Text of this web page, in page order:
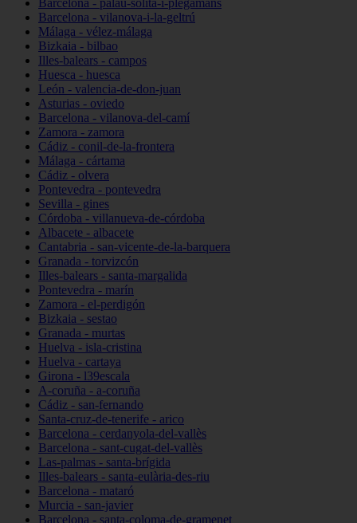
Barcelona - palau-solità-i-plegamans
Barcelona - vilanova-i-la-geltrú
Málaga - vélez-málaga
Bizkaia - bilbao
Illes-balears - campos
Huesca - huesca
León - valencia-de-don-juan
Asturias - oviedo
Barcelona - vilanova-del-camí
Zamora - zamora
Cádiz - conil-de-la-frontera
Málaga - cártama
Cádiz - olvera
Pontevedra - pontevedra
Sevilla - gines
Córdoba - villanueva-de-córdoba
Albacete - albacete
Cantabria - san-vicente-de-la-barquera
Granada - torvizcón
Illes-balears - santa-margalida
Pontevedra - marín
Zamora - el-perdigón
Bizkaia - sestao
Granada - murtas
Huelva - isla-cristina
Huelva - cartaya
Girona - l39escala
A-coruña - a-coruña
Cádiz - san-fernando
Santa-cruz-de-tenerife - arico
Barcelona - cerdanyola-del-vallès
Barcelona - sant-cugat-del-vallès
Las-palmas - santa-brígida
Illes-balears - santa-eulària-des-riu
Barcelona - mataró
Murcia - san-javier
Barcelona - santa-coloma-de-gramenet